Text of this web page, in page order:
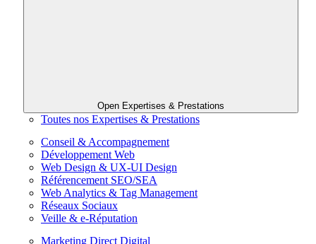
Open Expertises & Prestations
Toutes nos Expertises & Prestations
Conseil & Accompagnement
Développement Web
Web Design & UX-UI Design
Référencement SEO/SEA
Web Analytics & Tag Management
Réseaux Sociaux
Veille & e-Réputation
Marketing Direct Digital